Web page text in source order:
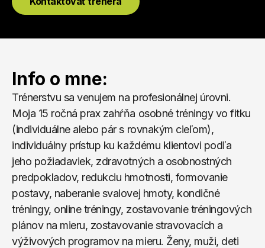
Info o mne:
Trénerstvu sa venujem na profesionálnej úrovni.
Moja 15 ročná prax zahŕňa osobné tréningy vo fitku
(individuálne alebo pár s rovnakým cieľom),
individuálny prístup ku každému klientovi podľa
jeho požiadaviek, zdravotných a osobnostných
predpokladov, redukciu hmotnosti, formovanie
postavy, naberanie svalovej hmoty, kondičné
tréningy, online tréningy, zostavovanie tréningových
plánov na mieru, zostavovanie stravovacích a
výživových programov na mieru. Ženy, muži, deti